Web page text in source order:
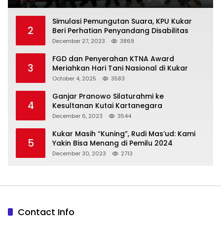
2
Simulasi Pemungutan Suara, KPU Kukar
Beri Perhatian Penyandang Disabilitas
December 27, 2023 3869
3
FGD dan Penyerahan KTNA Award
Meriahkan Hari Tani Nasional di Kukar
October 4, 2025 3583
4
Ganjar Pranowo Silaturahmi ke
Kesultanan Kutai Kartanegara
December 6, 2023 3544
5
Kukar Masih “Kuning”, Rudi Mas’ud: Kami
Yakin Bisa Menang di Pemilu 2024
December 30, 2023 2713
Contact Info